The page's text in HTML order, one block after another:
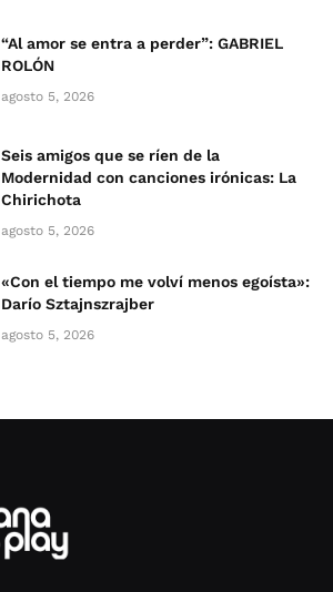
“Al amor se entra a perder”: GABRIEL
ROLÓN
agosto 5, 2026
Seis amigos que se ríen de la
Modernidad con canciones irónicas: La
Chirichota
agosto 5, 2026
«Con el tiempo me volví menos egoísta»:
Darío Sztajnszrajber
agosto 5, 2026